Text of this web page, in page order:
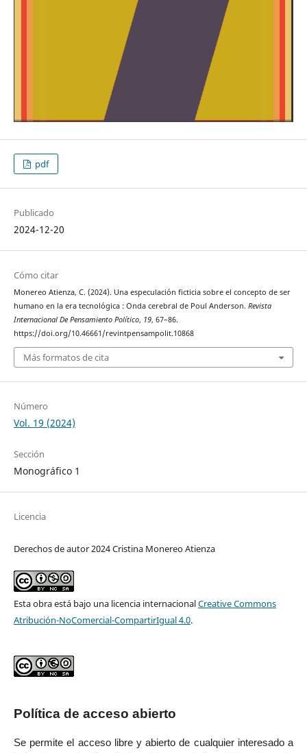
pdf
Publicado
2024-12-20
Cómo citar
Monereo Atienza, C. (2024). Una especulación ficticia sobre el concepto de ser
humano en la era tecnológica : Onda cerebral de Poul Anderson. Revista
Internacional De Pensamiento Político, 19, 67–86.
https://doi.org/10.46661/revintpensampolit.10868
Más formatos de cita
Número
Vol. 19 (2024)
Sección
Monográfico 1
Licencia
Derechos de autor 2024 Cristina Monereo Atienza
Esta obra está bajo una licencia internacionalCreative Commons
Atribución-NoComercial-CompartirIgual 4.0.
Política de acceso abierto
Se permite el acceso libre y abierto de cualquier interesado a